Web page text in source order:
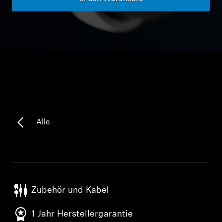
Kopfhörer-Ersatzteile & Zubehör
Alle
Zubehör und Kabel
1 Jahr Herstellergarantie